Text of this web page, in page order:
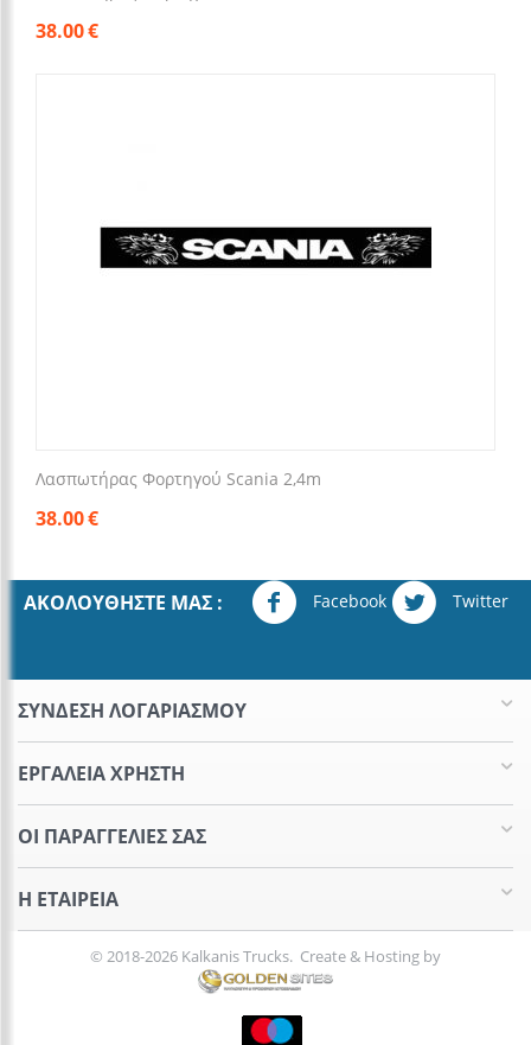
38.00€
Λασπωτήρας Φορτηγού Scania 2,4m
38.00€
ΑΚΟΛΟΥΘΉΣΤΕ ΜΑΣ : Facebook Twitter
ΣΥΝΔΕΣΗ ΛΟΓΑΡΙΑΣΜΟΥ​
ΕΡΓΑΛΕΊΑ ΧΡΉΣΤΗ
ΟΙ ΠΑΡΑΓΓΕΛΊΕΣ​ ΣΑΣ
Η ΕΤΑΙΡΕΊΑ​
© 2018-2026 Kalkanis Trucks. Create & Hosting by